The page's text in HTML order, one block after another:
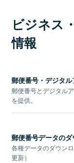
ビジネス
情報
郵便番号・デジタ
郵便番号とデジタル
を提供。
郵便番号データの
各種データのダウン
更新）